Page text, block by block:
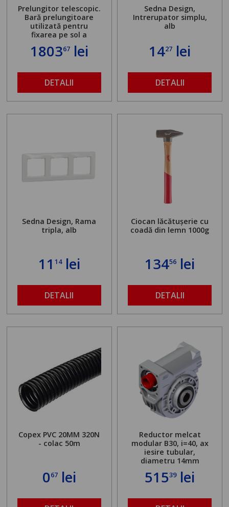
Prelungitor telescopic.
Bară prelungitoare
utilizată pentru
fixarea pe sol a
găurit în locul
maximă admisă de 500
kg și înălțime reglabilă
de la 1,8 la 2,9 m
180367lei
DETALII
Sedna Design,
Intrerupator simplu,
alb
1427 lei
DETALII
Sedna Design, Rama
tripla, alb
11 14lei
DETALII
Ciocan lăcătușerie cu
coadă din lemn 1000g
13456 lei
DETALII
Copex PVC 20MM 320N
- colac 50m
067lei
Reductor melcat
modular B30, i=40, ax
iesire tubular,
diametru 14mm
51539lei